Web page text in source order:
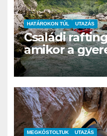
HATÁROKON TÚL UTAZÁS
Családi
amikor a
kértek volna
MEGKÓSTOLTUK UTAZÁS